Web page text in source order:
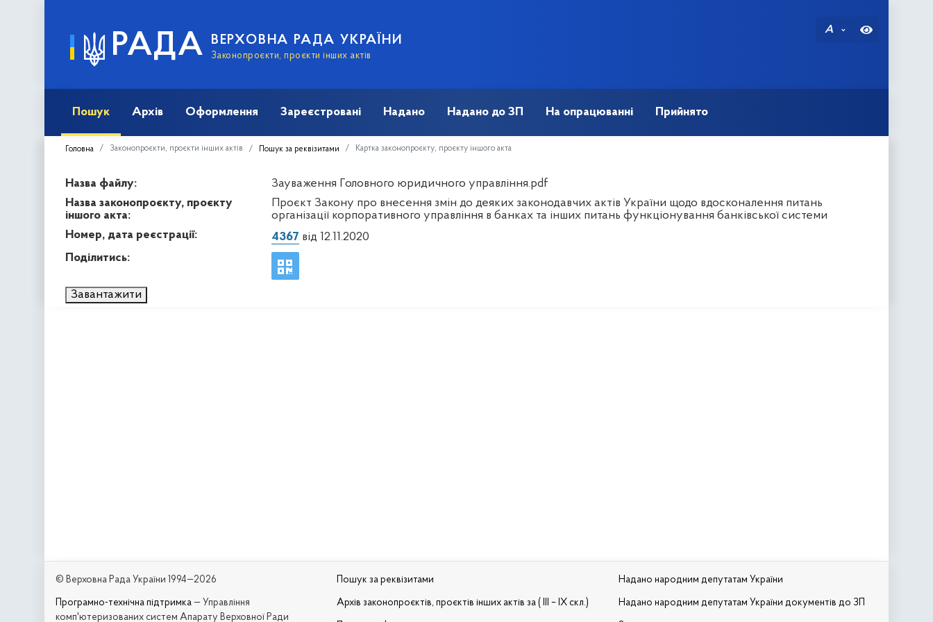
РАДА ВЕРХОВНА РАДА УКРАЇНИ
Законопроєкти, проєкти інших актів
A
Пошук Архів Оформлення Зареєстровані Надано Надано до ЗП На опрацюванні Прийнято
Головна Законопроєкти, проєкти інших актів Пошук за реквізитами Картка законопроєкту, проєкту іншого акта
Назва файлу:
Зауваження Головного юридичного управління.pdf
Назва законопроєкту, проєкту
іншого акта:
Проєкт Закону про внесення змін до деяких законодавчих актів України щодо вдосконалення питань
організації корпоративного управління в банках та інших питань функціонування банківської системи
Номер, дата реєстрації:
4367 від 12.11.2020
Поділитись:
Завантажити
© Верховна Рада України 1994—2026
Програмно-технічна підтримка — Управління
комп'ютеризованих систем Апарату Верховної Ради
Пошук за реквізитами
Архів законопроєктів, проєктів інших актів за ( III – IX скл.)
Надано народним депутатам України
Надано народним депутатам України документів до ЗП